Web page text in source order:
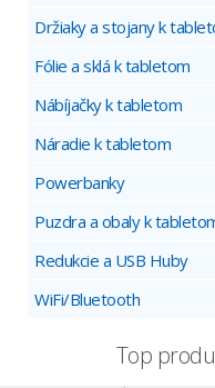
Držiaky a stojany k
Fólie a sklá k tabletom
Nábíjačky k tabletom
Náradie k tabletom
Powerbanky
Puzdra a obaly k
Redukcie a USB Huby
WiFi/Bluetooth
Top